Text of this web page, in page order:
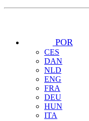
POR
CES
DAN
NLD
ENG
FRA
DEU
HUN
ITA